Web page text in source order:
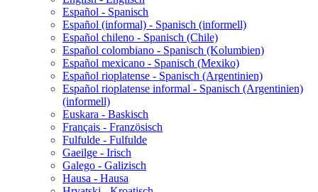
Español - Spanisch
Español (informal) - Spanisch (informell)
Español chileno - Spanisch (Chile)
Español colombiano - Spanisch (Kolumbien)
Español mexicano - Spanisch (Mexiko)
Español rioplatense - Spanisch (Argentinien)
Español rioplatense informal - Spanisch (Argentinien)
(informell)
Euskara - Baskisch
Français - Französisch
Fulfulde - Fulfulde
Gaeilge - Irisch
Galego - Galizisch
Hausa - Hausa